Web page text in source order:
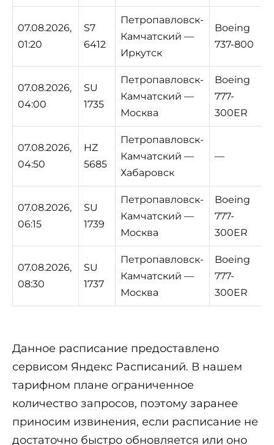
07.08.2026,
01:20
S7
6412
Петропавловск-
Камчатский —
Иркутск
Boeing
737-800
07.08.2026,
04:00
SU
1735
Петропавловск-
Камчатский —
Москва
Boeing
777-
300ER
07.08.2026,
04:50
HZ
5685
Петропавловск-
Камчатский —
Хабаровск
—
07.08.2026,
06:15
SU
1739
Петропавловск-
Камчатский —
Москва
Boeing
777-
300ER
07.08.2026,
08:30
SU
1737
Петропавловск-
Камчатский —
Москва
Boeing
777-
300ER
Данное расписание предоставлено
сервисом Яндекс Расписаний. В нашем
тарифном плане ограниченное
количество запросов, поэтому заранее
приносим извинения, если расписание не
достаточно быстро обновляется или оно